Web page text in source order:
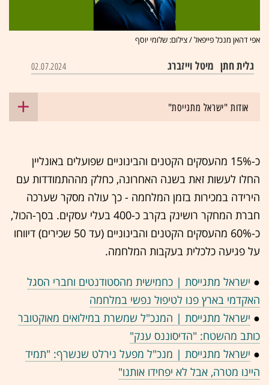
אפי דהאן מנכל פייפאל / צילום: שלומי יוסף
גלית חתן מיטל וייזברג 02.07.2024
אודות "ישראל מתגייסת"
כ-15% מהעסקים הקטנים והבינוניים שפועלים באונליין
החלו לעשות זאת בשנה האחרונה, כחלק מההתמודדות עם
הירידה במכירות בזמן המלחמה - כך עולה מסקר שערכה
חברת המחקר רושינק בקרב כ-400 בעלי עסקים. בסך-הכול,
כ-60% מהעסקים הקטנים והבינוניים (עד 50 שכירים) דיווחו
על פגיעה כלכלית בעקבות המלחמה.
● ישראל מתגייסת | כחמישית מהסטודנטים וחברי הסגל
האקדמי בארץ פנו לטיפול נפשי במלחמה
● ישראל מתגייסת | המנכ"ל שמשרת במילואים מאוקטובר
כותב מהשטח: "הדיסוננס ענק"
● ישראל מתגייסת | מנכ"ל מפעל נירלט שנשרף: "תמיד
היינו מטרה, אבל לא יפחידו אותנו"